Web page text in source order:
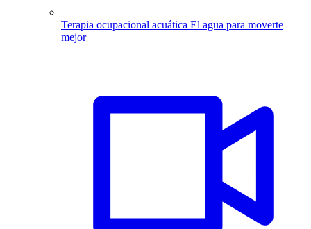
Terapia ocupacional acuática El agua para moverte
mejor